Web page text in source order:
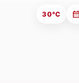
30°C